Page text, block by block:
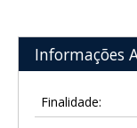
Informações
Finalidade: